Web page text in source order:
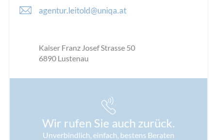
agentur.leitold@uniqa.at
Kaiser Franz Josef Strasse 50
6890 Lustenau
Wir rufen Sie auch zurück.
Unverbindlich, einfach, bestens Beraten